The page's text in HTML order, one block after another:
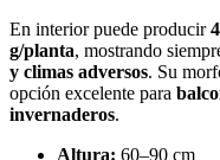
En interior puede producir
g/planta, mostrando
y climas adversos. Su
opción excelente para
invernaderos.
Altura: 60–90 cm